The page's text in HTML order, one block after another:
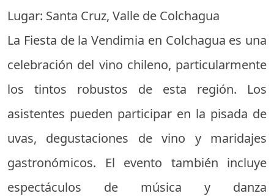
Lugar: Santa Cruz, Valle de Colchagua
La Fiesta de la Vendimia en Colchagua es una
celebración del vino chileno, particularmente
los tintos robustos de esta región. Los
asistentes pueden participar en la pisada de
uvas, degustaciones de vino y maridajes
gastronómicos. El evento también incluye
espectáculos de música y danza